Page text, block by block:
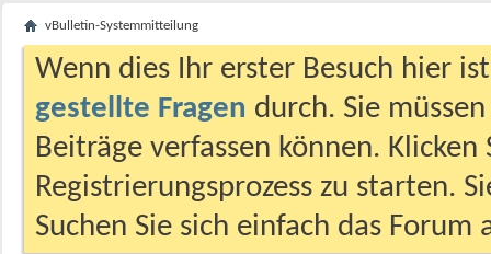
vBulletin-Systemmitteilung
Wenn dies Ihr erster Besuch hier
gestellte Fragen durch. Sie
Beiträge verfassen können.
Registrierungsprozess zu starten.
Suchen Sie sich einfach das